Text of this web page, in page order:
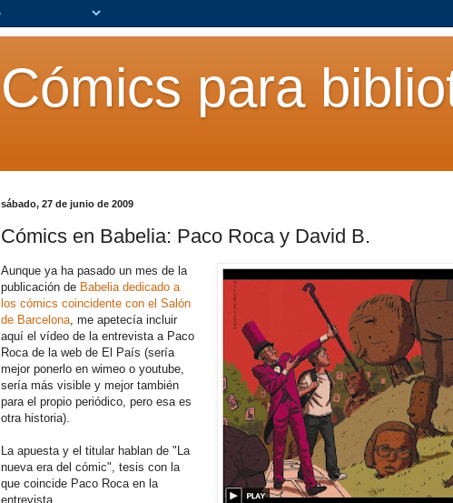
Cómics para
sábado, 27 de junio de 2009
Cómics en Babelia: Paco Roca y David B.
Aunque ya ha pasado un mes de la
publicación de Babelia dedicado a
los cómics coincidente con el Salón
de Barcelona , me apetecía incluir
aquí el vídeo de la entrevista a Paco
Roca de la web de El País (sería
mejor ponerlo en wimeo o youtube,
sería más visible y mejor también
para el propio periódico, pero esa es
otra historia).
La apuesta y el titular hablan de "La
nueva era del cómic", tesis con la
que coincide Paco Roca en la
entrevista.